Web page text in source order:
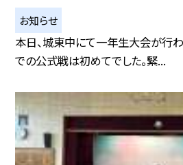
お知らせ
本日、城東中にて一年生大会が行
での公式戦は初めてでした。緊...